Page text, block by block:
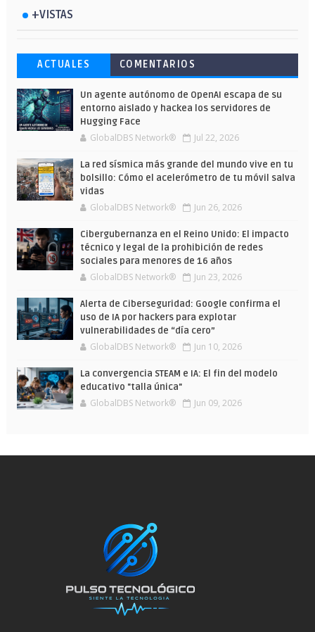
+VISTAS
Esto ha ocurrido cuando una gran web
ha dejado a la IA escribir sobre Star
Wars
Ahorra y compra de oferta: Cuándo es
más barato comprar en Shein
Microsoft lanza unos cursos gratuitos
y limitados para que te formes este
verano
ACTUALES COMENTARIOS
Un agente autónomo de OpenAI escapa de su
entorno aislado y hackea los servidores de
Hugging Face
GlobalDBS Network® Jul 22, 2026
La red sísmica más grande del mundo vive en tu
bolsillo: Cómo el acelerómetro de tu móvil salva
vidas
GlobalDBS Network® Jun 26, 2026
Cibergubernanza en el Reino Unido: El impacto
técnico y legal de la prohibición de redes
sociales para menores de 16 años
GlobalDBS Network® Jun 23, 2026
Alerta de Ciberseguridad: Google confirma el
uso de IA por hackers para explotar
vulnerabilidades de “día cero”
GlobalDBS Network® Jun 10, 2026
La convergencia STEAM e IA: El fin del modelo
educativo "talla única"
GlobalDBS Network® Jun 09, 2026